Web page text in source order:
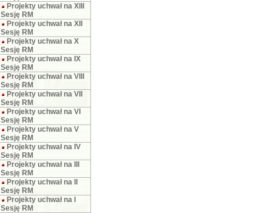
Projekty uchwał na XIII
Sesję RM
Projekty uchwał na XII
Sesję RM
Projekty uchwał na X
Sesję RM
Projekty uchwał na IX
Sesję RM
Projekty uchwał na VIII
Sesję RM
Projekty uchwał na VII
Sesję RM
Projekty uchwał na VI
Sesję RM
Projekty uchwał na V
Sesję RM
Projekty uchwał na IV
Sesję RM
Projekty uchwał na III
Sesję RM
Projekty uchwał na II
Sesję RM
Projekty uchwał na I
Sesję RM